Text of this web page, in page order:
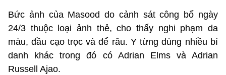
Bức ảnh của Masood do cảnh sát công bố ngày
24/3 thuộc loại ảnh thẻ, cho thấy nghi phạm da
màu, đầu cạo trọc và để râu. Y từng dùng nhiều bí
danh khác trong đó có Adrian Elms và Adrian
Russell Ajao.